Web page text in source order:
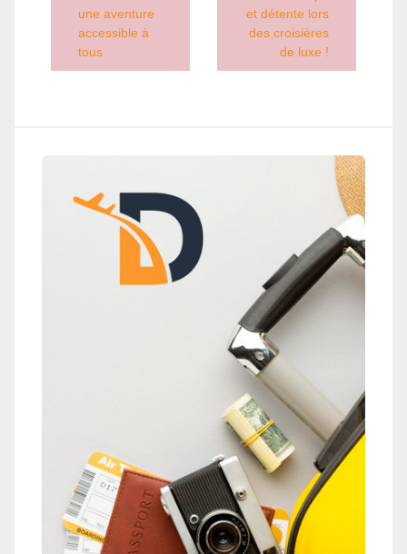
l’article
une aventure
accessible à
tous
et détente lors
des croisières
de luxe !